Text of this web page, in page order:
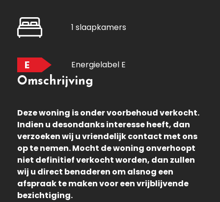
1 slaapkamers
E Energielabel E
Omschrijving
Deze woning is onder voorbehoud verkocht.
Indien u desondanks interesse heeft, dan
verzoeken wij u vriendelijk contact met ons
op te nemen. Mocht de woning onverhoopt
niet definitief verkocht worden, dan zullen
wij u direct benaderen om alsnog een
afspraak te maken voor een vrijblijvende
bezichtiging.